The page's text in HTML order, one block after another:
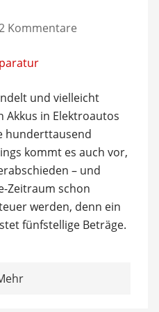
Kommentare
und vielleicht
Akkus in Elektroautos
hunderttausend
kommt es auch vor,
– und
Zeitraum schon
werden, denn ein
fünfstellige Beträge.